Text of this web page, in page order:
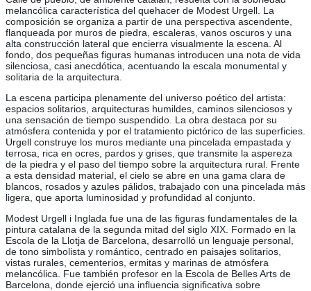
melancólica característica del quehacer de Modest Urgell. La
composición se organiza a partir de una perspectiva ascendente,
flanqueada por muros de piedra, escaleras, vanos oscuros y una
alta construcción lateral que encierra visualmente la escena. Al
fondo, dos pequeñas figuras humanas introducen una nota de vida
silenciosa, casi anecdótica, acentuando la escala monumental y
solitaria de la arquitectura.
La escena participa plenamente del universo poético del artista:
espacios solitarios, arquitecturas humildes, caminos silenciosos y
una sensación de tiempo suspendido. La obra destaca por su
atmósfera contenida y por el tratamiento pictórico de las superficies.
Urgell construye los muros mediante una pincelada empastada y
terrosa, rica en ocres, pardos y grises, que transmite la aspereza
de la piedra y el paso del tiempo sobre la arquitectura rural. Frente
a esta densidad material, el cielo se abre en una gama clara de
blancos, rosados y azules pálidos, trabajado con una pincelada más
ligera, que aporta luminosidad y profundidad al conjunto.
Modest Urgell i Inglada fue una de las figuras fundamentales de la
pintura catalana de la segunda mitad del siglo XIX. Formado en la
Escola de la Llotja de Barcelona, desarrolló un lenguaje personal,
de tono simbolista y romántico, centrado en paisajes solitarios,
vistas rurales, cementerios, ermitas y marinas de atmósfera
melancólica. Fue también profesor en la Escola de Belles Arts de
Barcelona, donde ejerció una influencia significativa sobre